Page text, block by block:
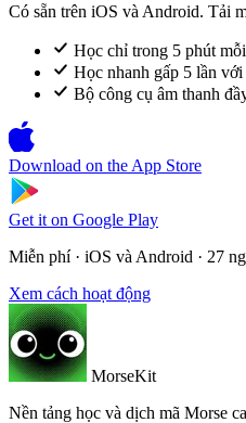
Có sẵn trên iOS và Android. Tải
Học chỉ trong 5 phút
Học nhanh gấp 5 lần
Bộ công cụ âm thanh
Download on the App Store
Get it on Google Play
Miễn phí · iOS và Android · 27
Xem cách hoạt động
MorseKit
Nền tảng học và dịch mã Morse